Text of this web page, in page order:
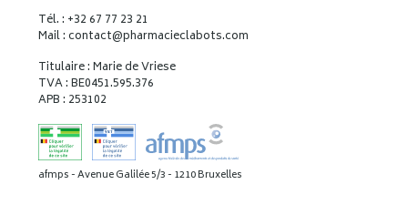
Tél. : +32 67 77 23 21
Mail : contact@pharmacieclabots.com
Titulaire : Marie de Vriese
TVA : BE0451.595.376
APB : 253102
afmps - Avenue Galilée 5/3 - 1210 Bruxelles